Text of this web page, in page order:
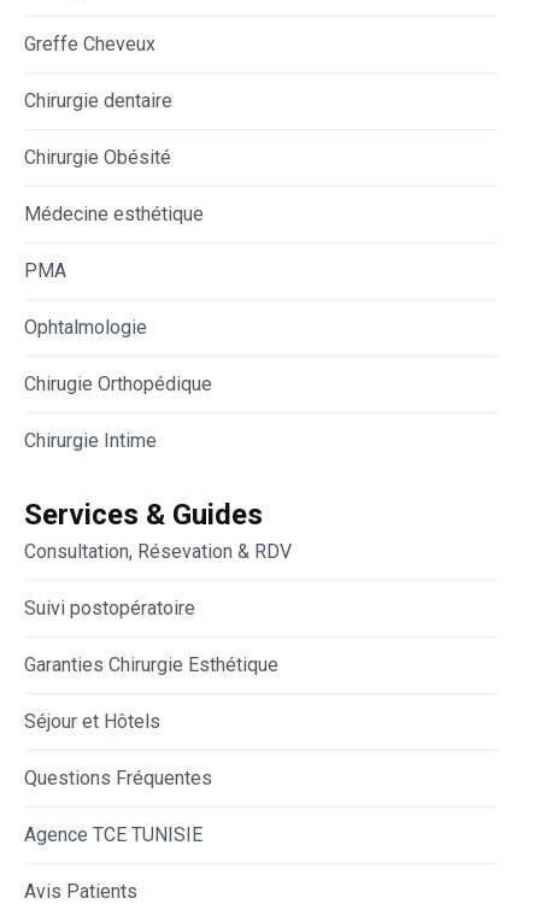
Greffe Cheveux
Chirurgie dentaire
Chirurgie Obésité
Médecine esthétique
PMA
Ophtalmologie
Chirugie Orthopédique
Chirurgie Intime
Services & Guides
Consultation, Résevation & RDV
Suivi postopératoire
Garanties Chirurgie Esthétique
Séjour et Hôtels
Questions Fréquentes
Agence TCE TUNISIE
Avis Patients